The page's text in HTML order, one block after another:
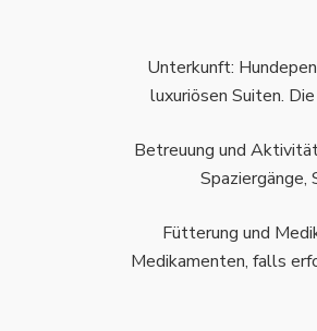
Unterkunft:
luxuriösen Suiten.
Betreuung und
Spaziergänge,
Fütterung und
Medikamenten, falls